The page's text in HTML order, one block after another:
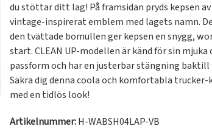
du stöttar ditt lag! På framsidan pryds kepsen
vintage-inspirerat emblem med lagets namn.
den tvättade bomullen ger kepsen en snygg,
start. CLEAN UP-modellen är känd för sin mjuka
passform och har en justerbar stängning
Säkra dig denna coola och komfortabla
med en tidlös look!
Artikelnummer:H-WABSH04LAP-VB